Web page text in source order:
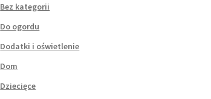
Bez kategorii
Do ogordu
Dodatki i oświetlenie
Dom
Dziecięce